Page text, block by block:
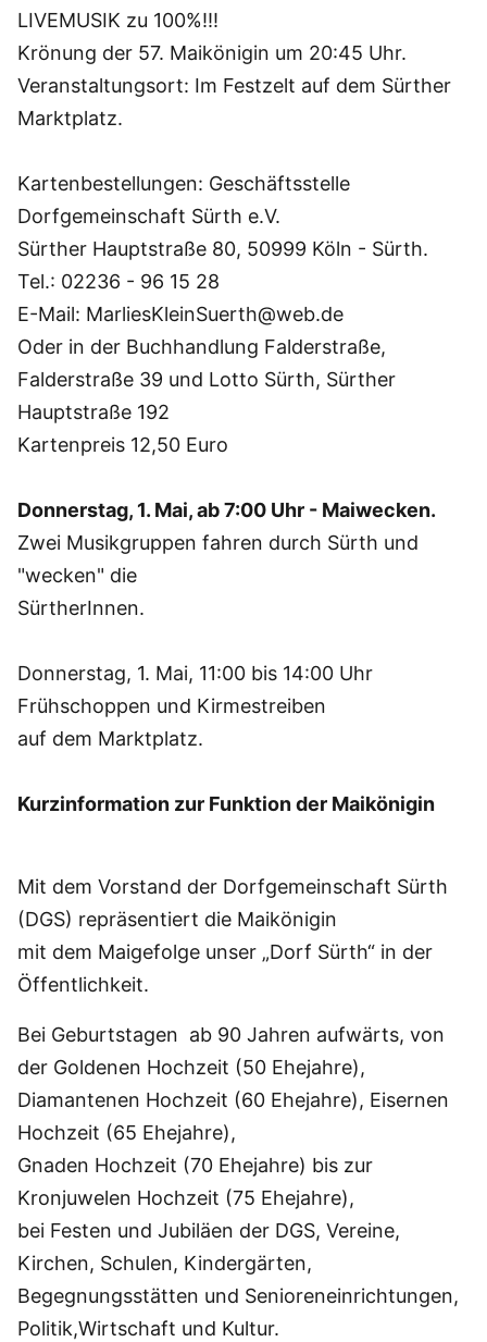
LIVEMUSIK zu 100%!!!
Krönung der 57. Maikönigin um 20:45 Uhr.
Veranstaltungsort: Im Festzelt auf dem Sürther
Marktplatz.
Kartenbestellungen: Geschäftsstelle
Dorfgemeinschaft Sürth e.V.
Sürther Hauptstraße 80, 50999 Köln - Sürth.
Tel.: 02236 - 96 15 28
E-Mail: MarliesKleinSuerth@web.de
Oder in der Buchhandlung Falderstraße,
Falderstraße 39 und Lotto Sürth, Sürther
Hauptstraße 192
Kartenpreis 12,50 Euro
Donnerstag, 1. Mai, ab 7:00 Uhr - Maiwecken.
Zwei Musikgruppen fahren durch Sürth und
"wecken" die
SürtherInnen.
Donnerstag, 1. Mai, 11:00 bis 14:00 Uhr
Frühschoppen und Kirmestreiben
auf dem Marktplatz.
Kurzinformation zur Funktion der Maikönigin
Mit dem Vorstand der Dorfgemeinschaft Sürth
(DGS) repräsentiert die Maikönigin
mit dem Maigefolge unser „Dorf Sürth“ in der
Öffentlichkeit.
Bei Geburtstagen ab 90 Jahren aufwärts, von
der Goldenen Hochzeit (50 Ehejahre),
Diamantenen Hochzeit (60 Ehejahre), Eisernen
Hochzeit (65 Ehejahre),
Gnaden Hochzeit (70 Ehejahre) bis zur
Kronjuwelen Hochzeit (75 Ehejahre),
bei Festen und Jubiläen der DGS, Vereine,
Kirchen, Schulen, Kindergärten,
Begegnungsstätten und Senioreneinrichtungen,
Politik,Wirtschaft und Kultur.